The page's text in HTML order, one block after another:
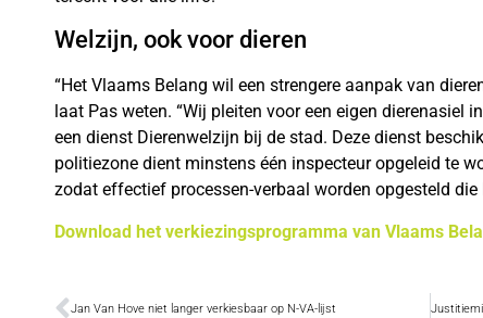
Welzijn, ook voor dieren
“Het Vlaams Belang wil een strengere aanpak van
laat Pas weten. “Wij pleiten voor een eigen dierenasiel
een dienst Dierenwelzijn bij de stad. Deze dienst
politiezone dient minstens één inspecteur opgeleid te
zodat effectief processen-verbaal worden opgesteld
Download het verkiezingsprogramma van Vlaams
Jan Van Hove niet langer verkiesbaar op N-VA-lijst